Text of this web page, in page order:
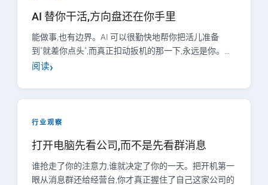
AI 替你干活,方向盘还在你手里
能做事,也有边界。AI 可以很勤快地帮你把活儿准备
到"就差你点头",而真正扣动扳机的那一下,永远是你。…
阅读
行业观察
打开电脑先看公司,而不是先看群消息
谁抢走了你的注意力,谁就决定了你的一天。把开机第一
眼从消息群还给经营台,你才真正握住了自己这家公司的